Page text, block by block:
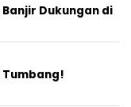
Dukungan di
Tumbang!